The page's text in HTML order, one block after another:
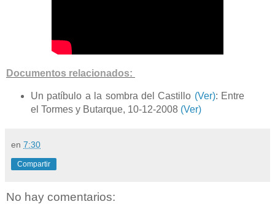
Documentos relacionados:
Un patíbulo a la sombra del Castillo (Ver): Entre
el Tormes y Butarque, 10-12-2008 (Ver)
en 7:30
Compartir
No hay comentarios: